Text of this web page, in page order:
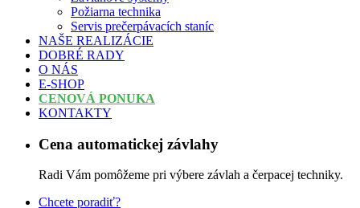
Požiarna technika
Servis prečerpávacích staníc
NAŠE REALIZÁCIE
DOBRÉ RADY
O NÁS
E-SHOP
CENOVÁ PONUKA
KONTAKTY
Cena automatickej závlahy
Radi Vám pomôžeme pri výbere závlah a čerpacej techniky.
Chcete poradiť?